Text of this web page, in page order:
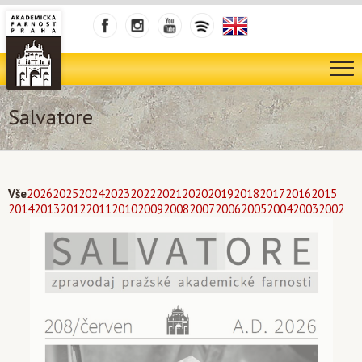
Salvatore
Vše202620252024202320222021202020192018201720162015
2014201320122011201020092008200720062005200420032002